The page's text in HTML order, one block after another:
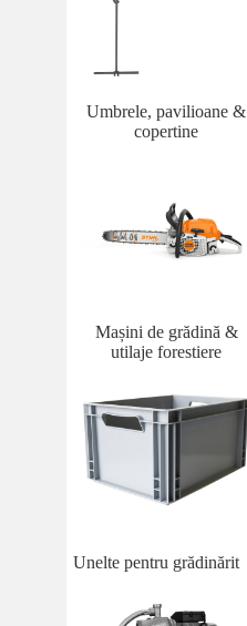
Umbrele, pavilioane &
copertine
Mașini de grădină &
utilaje forestiere
Unelte pentru grădinărit